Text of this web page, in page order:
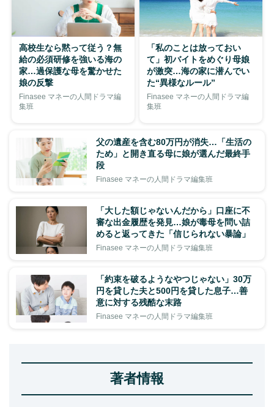
高校生なら黙って従う？無
給の必須研修を強いる海の
家…過保護な母を驚かせた
娘の反撃
Finasee マネーの人間ドラマ編
集班
「私のことは放っておい
て」初バイトをめぐり母娘
が激突…海の家に潜んでい
た“異様なルール”
Finasee マネーの人間ドラマ編
集班
父の遺産を含む80万円が消失…「生活の
ため」と開き直る母に娘が選んだ最終手
段
Finasee マネーの人間ドラマ編集班
「大した額じゃないんだから」口座に不
審な出金履歴を発見…娘が毒母を問い詰
めると返ってきた「信じられない暴論」
Finasee マネーの人間ドラマ編集班
「約束を破るようなやつじゃない」30万
円を貸した夫と500円を貸した息子…善
意に対する残酷な末路
Finasee マネーの人間ドラマ編集班
著者情報